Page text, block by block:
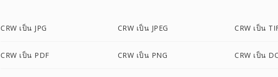
CRW เป็น JPG CRW เป็น JPEG CRW เป็น
CRW เป็น PDF CRW เป็น PNG CRW เป็น